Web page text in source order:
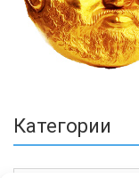
Категории